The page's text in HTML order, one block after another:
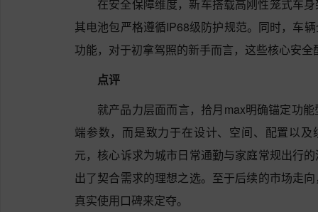
在安全保障维度，新车搭载高刚性笼式车
其电池包严格遵循IP68级防护规范。同时，车
功能，对于初拿驾照的新手而言，这些核心安
点评
就产品力层面而言，拾月max明确锚定功
端参数，而是致力于在设计、空间、配置以
元，核心诉求为城市日常通勤与家庭常规出行
出了契合需求的理想之选。至于后续的市场走
真实使用口碑来定夺。